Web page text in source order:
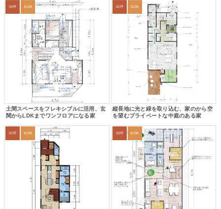
30坪 2LDK
土間スペースをフレキシブルに活用、玄
関からLDKまでワンフロアになる家
42坪 3LDK
縦長地に光と緑を取り込む、家のから空
を望むプライベートな中庭のある家
31坪 4LDK 33坪 4LDK